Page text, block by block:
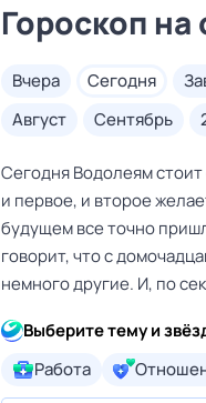
Гороскоп
вчера сегодня
август
сентябрь
Сегодня Водолеям
и первое, и второе
будущем все точно
говорит, что с
немного другие. И, по
Выберите тему и
Работа